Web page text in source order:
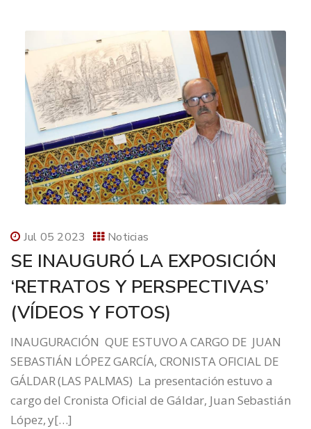
Jul 05 2023 Noticias
SE INAUGURÓ LA EXPOSICIÓN
‘RETRATOS Y PERSPECTIVAS’
(VÍDEOS Y FOTOS)
INAUGURACIÓN QUE ESTUVO A CARGO DE JUAN
SEBASTIÁN LÓPEZ GARCÍA, CRONISTA OFICIAL DE
GÁLDAR (LAS PALMAS) La presentación estuvo a
cargo del Cronista Oficial de Gáldar, Juan Sebastián
López, y[…]